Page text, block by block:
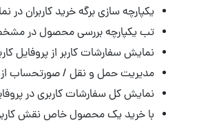
یکپارچه سازی برگه خرید کاربران در
تب یکپارچه بررسی محصول در
نمایش سفارشات کاربر از پروفایل
مدیریت حمل و نقل / صورتحساب
نمایش کل سفارشات کاربری در
با خرید یک محصول خاص نقش